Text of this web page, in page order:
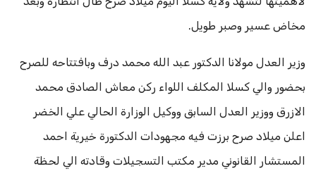
مخاض عسير وصبر طويل.
وزير العدل مولانا الدكتور عبد الله محمد درف وبافتتاحه للصرح
بحضور والي كسلا المكلف اللواء ركن معاش الصادق محمد
الازرق ووزير العدل السابق ووكيل الوزارة الحالي علي الخضر
اعلن ميلاد صرح برزت فيه مجهودات الدكتورة خيرية احمد
المستشار القانوني مدير مكتب التسجيلات وقادته الي لحظة